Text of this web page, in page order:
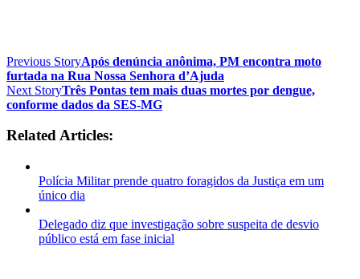
Previous StoryApós denúncia anônima, PM encontra moto
furtada na Rua Nossa Senhora d’Ajuda
Next StoryTrês Pontas tem mais duas mortes por dengue,
conforme dados da SES-MG
Related Articles:
Polícia Militar prende quatro foragidos da Justiça em um
único dia
Delegado diz que investigação sobre suspeita de desvio
público está em fase inicial